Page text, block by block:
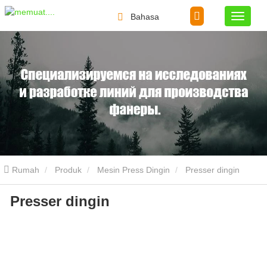
Bahasa
Rumah Produk Mesin Press Dingin Presser dingin
Presser dingin